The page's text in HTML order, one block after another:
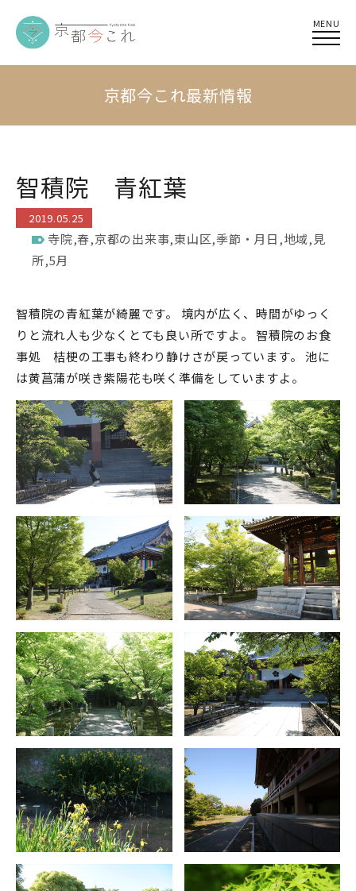
MENU
京都今これ最新情報
智積院 青紅葉
2019.05.25
寺院,春,京都の出来事,東山区,季節・月日 ,地域,見
所,5月
智積院の青紅葉が綺麗です。 境内が広く、時間がゆっく
りと流れ人も少なくとても良い所ですよ。 智積院のお食
事処 桔梗の工事も終わり静けさが戻っています。 池に
は黄菖蒲が咲き紫陽花も咲く準備をしていますよ。